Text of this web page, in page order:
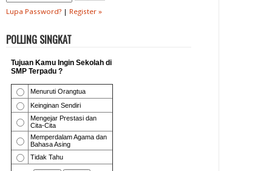
Lupa Password? | Register »
POLLING SINGKAT